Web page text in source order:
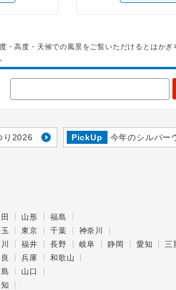
高度・天候での風景をご覧いただけるとはかぎ
り2026 PickUp 今年のシルバー
山形
福島
東京 千葉
神奈川
福井 長野 岐阜 静岡 愛知
三
兵庫
和歌山
山口